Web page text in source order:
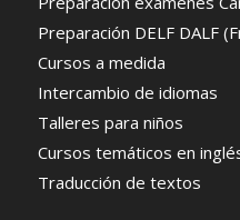
Preparación DELF DALF
Cursos a medida
Intercambio de idiomas
Talleres para niños
Cursos temáticos en
Traducción de textos